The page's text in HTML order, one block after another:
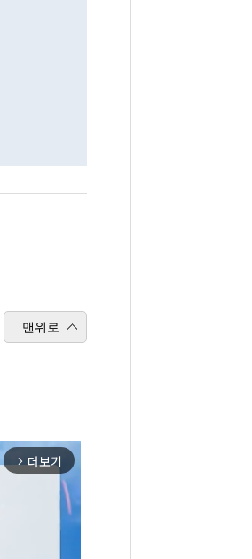
맨위로
arrow_forward_ios 더보기